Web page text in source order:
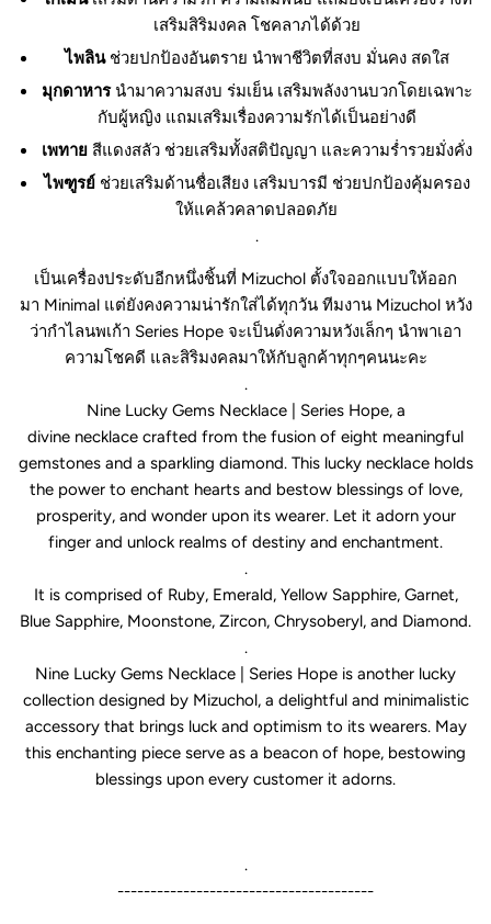
เสริมสิริมงคล โชคลาภได้ด้วย
ไพลิน ช่วยปกป้องอันตราย นำพาชีวิตที่สงบ มั่นคง สดใส
มุกดาหาร นำมาความสงบ ร่มเย็น เสริมพลังงานบวกโดยเฉพาะ
กับผู้หญิง แถมเสริมเรื่องความรักได้เป็นอย่างดี
เพทาย สีแดงสลัว ช่วยเสริมทั้งสติปัญญา และความร่ำรวยมั่งคั่ง
ไพฑูรย์ ช่วยเสริมด้านชื่อเสียง เสริมบารมี ช่วยปกป้องคุ้มครอง
ให้แคล้วคลาดปลอดภัย
.
เป็นเครื่องประดับอีกหนึ่งชิ้นที่ Mizuchol ตั้งใจออกแบบให้ออก
มา Minimal แต่ยังคงความน่ารักใส่ได้ทุกวัน ทีมงาน Mizuchol หวัง
ว่ากำไลนพเก้า Series Hope จะเป็นดั่งความหวังเล็กๆ นำพาเอา
ความโชคดี และสิริมงคลมาให้กับลูกค้าทุกๆคนนะคะ
.
Nine Lucky Gems Necklace | Series Hope, a
divine necklace crafted from the fusion of eight meaningful
gemstones and a sparkling diamond. This lucky necklace holds
the power to enchant hearts and bestow blessings of love,
prosperity, and wonder upon its wearer. Let it adorn your
finger and unlock realms of destiny and enchantment.
.
It is comprised of Ruby, Emerald, Yellow Sapphire, Garnet,
Blue Sapphire, Moonstone, Zircon, Chrysoberyl, and Diamond.
.
Nine Lucky Gems Necklace | Series Hope is another lucky
collection designed by Mizuchol, a delightful and minimalistic
accessory that brings luck and optimism to its wearers. May
this enchanting piece serve as a beacon of hope, bestowing
blessings upon every customer it adorns.
.
---------------------------------------